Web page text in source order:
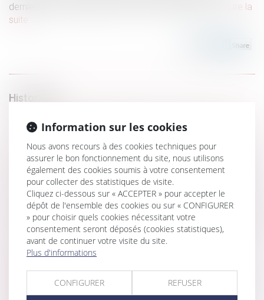
derniers ont alors plusieurs choix qui s’offrent à eux...
Lire la
suite
Historique
de la maladie professionnelle
Quel est l’impôt sur plus-value immobilière d’un bien reçu
par succession ?
Prime d’arrivée : quid du remboursement par le salarié en
cas de départ anticipé
La responsabilité du fait des produits défectueux n'exclut
pas l'application du régime de la garantie des vices cachés
La mise à pied conservatoire annulée doit être
payée même si le salarié était en arrêt maladie
Appel contre le jugement de divorce limité à la demande
Information sur les cookies
Nous avons recours à des cookies techniques pour
assurer le bon fonctionnement du site, nous utilisons
également des cookies soumis à votre consentement
pour collecter des statistiques de visite.
Cliquez ci-dessous sur « ACCEPTER » pour accepter le
dépôt de l'ensemble des cookies ou sur « CONFIGURER
» pour choisir quels cookies nécessitant votre
consentement seront déposés (cookies statistiques),
avant de continuer votre visite du site.
Plus d'informations
CONFIGURER REFUSER